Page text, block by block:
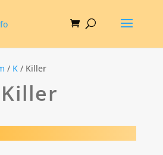
/ K/ Killer
Killer